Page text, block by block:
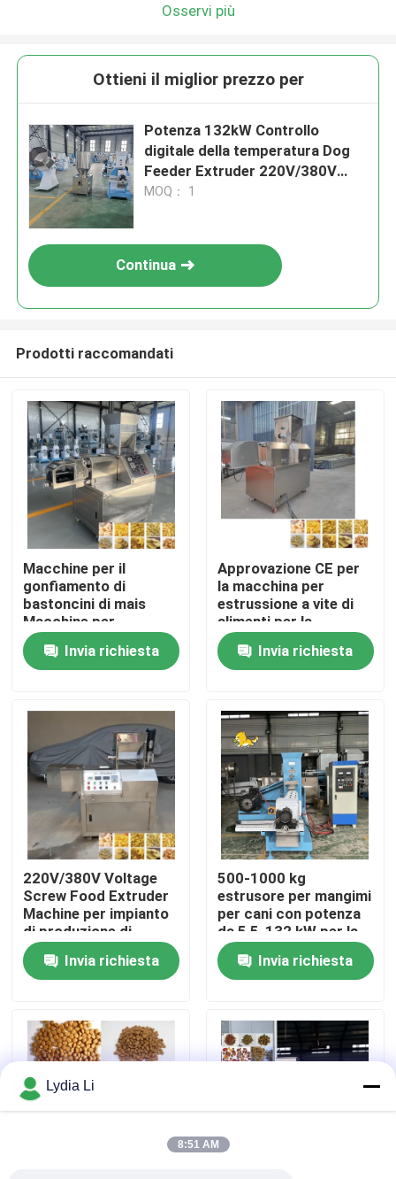
Casa
Mostra VR
Chi siamo
Fatory Tour
Controllo di qualità
Richiedere un preventivo
Macchina del mulino della pallina
Osservi più
Ottieni il miglior prezzo per
Potenza 132kW Controllo
digitale della temperatura Dog
Feeder Extruder 220V/380V
Voltaggio 40-2000kg/h
MOQ： 1
Continua
Prodotti raccomandati
Macchine per il
gonfiamento di
bastoncini di mais
Macchine per
l'estrusione alimentare
Invia richiesta
Approvazione CE per
la macchina per
estrussione a vite di
alimenti per la
macchina per il
gonfiamento di
bastoncini di mais
Invia richiesta
220V/380V Voltage
Screw Food Extruder
Machine per impianto
di produzione di
polverizzazione del
bastone di mais
Invia richiesta
500-1000 kg
estrusore per mangimi
per cani con potenza
da 5,5-132 kW per la
produzione di alimenti
per animali domestici
Invia richiesta
Lydia Li
8:51 AM